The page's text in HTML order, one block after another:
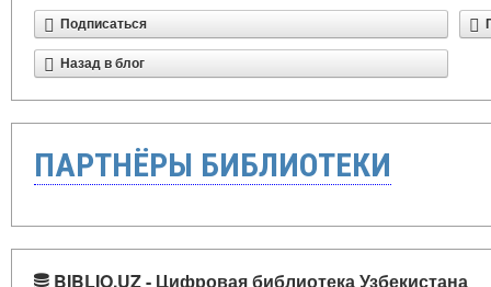
Подписаться
Назад в блог
ПАРТНЁРЫ БИБЛИОТЕКИ
BIBLIO.UZ - Цифровая библиотека Узбекистана